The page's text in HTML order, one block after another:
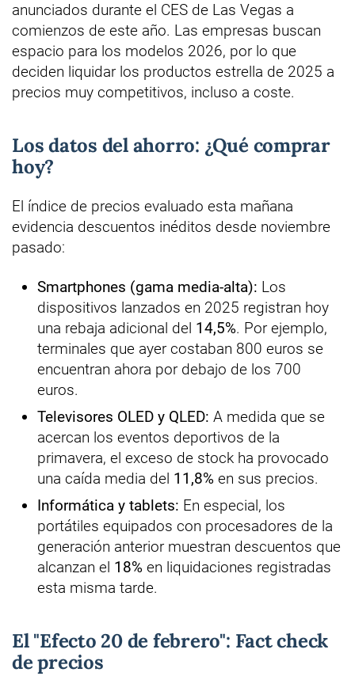
anunciados durante el CES de Las Vegas a
comienzos de este año. Las empresas buscan
espacio para los modelos 2026, por lo que
deciden liquidar los productos estrella de 2025 a
precios muy competitivos, incluso a coste.
Los datos del ahorro: ¿Qué comprar
hoy?
El índice de precios evaluado esta mañana
evidencia descuentos inéditos desde noviembre
pasado:
Smartphones (gama media-alta): Los
dispositivos lanzados en 2025 registran hoy
una rebaja adicional del 14,5%. Por ejemplo,
terminales que ayer costaban 800 euros se
encuentran ahora por debajo de los 700
euros.
Televisores OLED y QLED: A medida que se
acercan los eventos deportivos de la
primavera, el exceso de stock ha provocado
una caída media del 11,8% en sus precios.
Informática y tablets: En especial, los
portátiles equipados con procesadores de la
generación anterior muestran descuentos que
alcanzan el 18% en liquidaciones registradas
esta misma tarde.
El "Efecto 20 de febrero": Fact check
de precios